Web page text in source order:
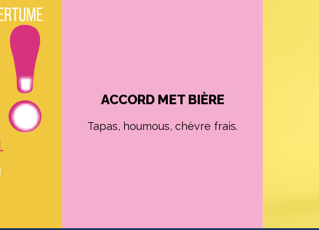
ACCORD MET BIÈRE
Tapas, houmous, chèvre frais.